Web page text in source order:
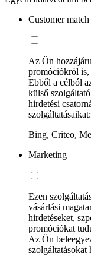
Customer
Az Ön
promóciókról is,
Ebből a célból
külső
hirdetési
szolgáltatásaikat:
Bing, Criteo,
Marketing
Ezen
vásárlási
hirdetéseket,
promóciókat
Az Ön
szolgáltatásokat